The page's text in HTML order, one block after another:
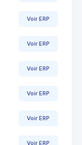
Voir ERP
Voir ERP
Voir ERP
Voir ERP
Voir ERP
Voir ERP